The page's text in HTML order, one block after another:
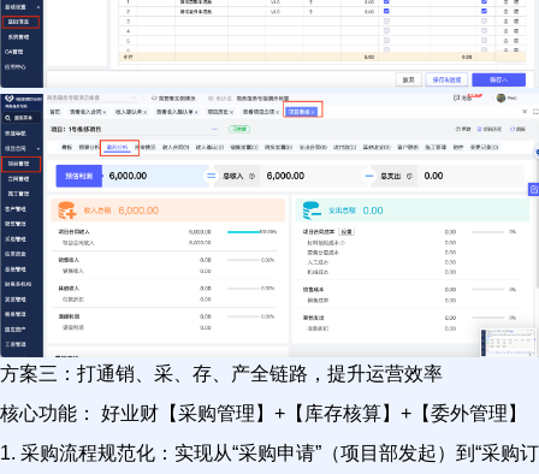
方案三：打通销、采、存、产全链路，提升运营效率
核心功能： 好业财【采购管理】+【库存核算】+【委外管理】
1. 采购流程规范化：实现从“采购申请”（项目部发起）到“采购订